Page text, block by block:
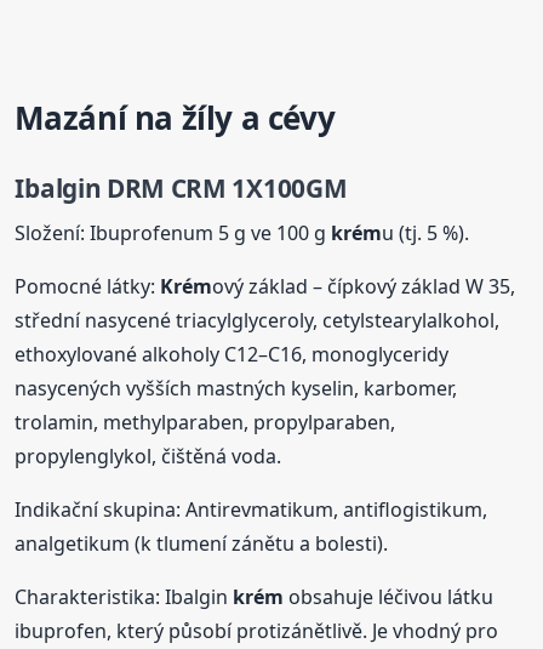
Mazání na žíly a cévy
Ibalgin DRM CRM 1X100GM
Složení: Ibuprofenum 5 g ve 100 g krému (tj. 5 %).
Pomocné látky: Krémový základ – čípkový základ W 35,
střední nasycené triacylglyceroly, cetylstearylalkohol,
ethoxylované alkoholy C12–C16, monoglyceridy
nasycených vyšších mastných kyselin, karbomer,
trolamin, methylparaben, propylparaben,
propylenglykol, čištěná voda.
Indikační skupina: Antirevmatikum, antiflogistikum,
analgetikum (k tlumení zánětu a bolesti).
Charakteristika: Ibalgin krém obsahuje léčivou látku
ibuprofen, který působí protizánětlivě. Je vhodný pro